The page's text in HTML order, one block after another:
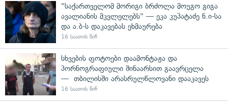
"საქართველომ მორიგი ბრძოლა მოუგო გიგა
ავალიანის მკვლელებს" — ეკა კუპატაძე ნ.ი-სა
და ა.ბ-ს დაკავებას ეხმაურება
16 საათის წინ
სხვების ფოტოები დაამონტაჟა და
პორნოგრაფიული შინაარსით გაავრცელა
— თბილისში არასრულწლოვანი დააკავეს
16 საათის წინ